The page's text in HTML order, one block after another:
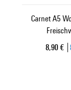
Carnet A5
Prix
8,90 €